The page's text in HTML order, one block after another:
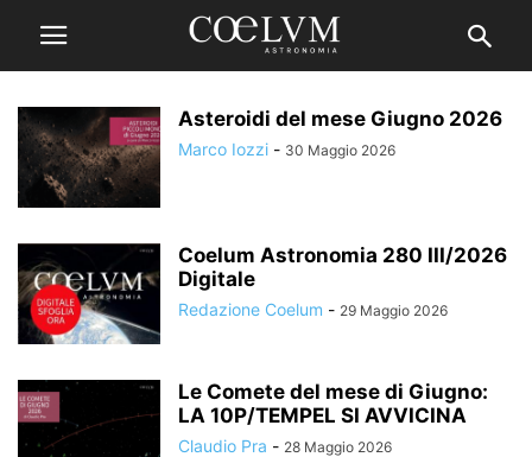
Asteroidi del mese Giugno 2026
Marco Iozzi - 30 Maggio 2026
Coelum Astronomia 280 III/2026
Digitale
Redazione Coelum - 29 Maggio 2026
Le Comete del mese di Giugno:
LA 10P/TEMPEL SI AVVICINA
Claudio Pra - 28 Maggio 2026